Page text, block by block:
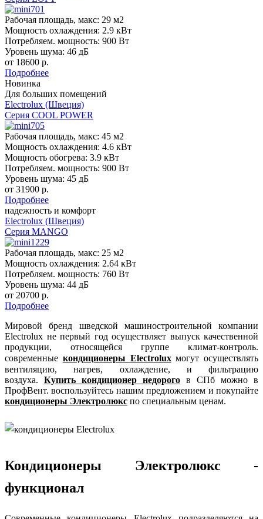
Рабочая площадь, макс: 29 м2
Мощность охлаждения: 2.9 кВт
Потребляем. мощность: 900 Вт
Уровень шума: 46 дБ
от 18600 р.
Подробнее
Новинка
Для больших помещений
Electrolux (Швеция)
Cерия COOL POWER
Рабочая площадь, макс: 45 м2
Мощность охлаждения: 4.6 кВт
Мощность обогрева: 3.9 кВт
Потребляем. мощность: 900 Вт
Уровень шума: 45 дБ
от 31900 р.
Подробнее
надежность и комфорт
Electrolux (Швеция)
Cерия MANGO
Рабочая площадь, макс: 25 м2
Мощность охлаждения: 2.64 кВт
Потребляем. мощность: 760 Вт
Уровень шума: 44 дБ
от 20700 р.
Подробнее
Мировой бренд шведской машиностроительной компании
Electrolux не первый год осуществляет выпуск качественной
продукции, относящейся группе климат-контроль.
современные кондиционеры Electroluxмогут осуществлять
вентиляцию, нагрев, охлаждение, и фильтрацию
воздуха. Купить кондиционер недорого в СПб можно в
ПрофВент. воспользуйтесь нашим предложением и покупайте
кондиционеры Электролюкс по специальным ценам.
Кондиционеры Электролюкс -
функционал